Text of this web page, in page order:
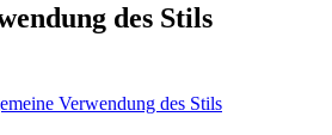
des Stils
Verwendung des Stils